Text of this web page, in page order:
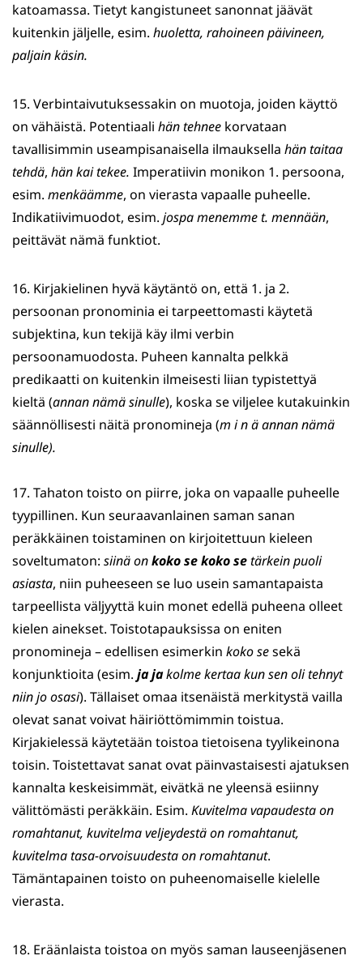
katoamassa. Tietyt kangistuneet sanonnat jäävät
kuitenkin jäljelle, esim. huoletta, rahoineen päivineen,
paljain käsin.
15. Verbintaivutuksessakin on muotoja, joiden käyttö
on vähäistä. Potentiaali hän tehnee korvataan
tavallisimmin useampisanaisella ilmauksella hän taitaa
tehdä, hän kai tekee. Imperatiivin monikon 1. persoona,
esim. menkäämme, on vierasta vapaalle puheelle.
Indikatiivimuodot, esim. jospa menemme t. mennään,
peittävät nämä funktiot.
16. Kirjakielinen hyvä käytäntö on, että 1. ja 2.
persoonan pronominia ei tarpeettomasti käytetä
subjektina, kun tekijä käy ilmi verbin
persoonamuodosta. Puheen kannalta pelkkä
predikaatti on kuitenkin ilmeisesti liian typistettyä
kieltä (annan nämä sinulle), koska se viljelee kutakuinkin
säännöllisesti näitä pronomineja (m i n ä annan nämä
sinulle).
17. Tahaton toisto on piirre, joka on vapaalle puheelle
tyypillinen. Kun seuraavanlainen saman sanan
peräkkäinen toistaminen on kirjoitettuun kieleen
soveltumaton: siinä onkoko se koko setärkein puoli
asiasta, niin puheeseen se luo usein samantapaista
tarpeellista väljyyttä kuin monet edellä puheena olleet
kielen ainekset. Toistotapauksissa on eniten
pronomineja – edellisen esimerkin koko sesekä
konjunktioita (esim. ja jakolme kertaa kun sen oli tehnyt
niin jo osasi). Tällaiset omaa itsenäistä merkitystä vailla
olevat sanat voivat häiriöttömimmin toistua.
Kirjakielessä käytetään toistoa tietoisena tyylikeinona
toisin. Toistettavat sanat ovat päinvastaisesti ajatuksen
kannalta keskeisimmät, eivätkä ne yleensä esiinny
välittömästi peräkkäin. Esim. Kuvitelma vapaudesta on
romahtanut, kuvitelma veljeydestä on romahtanut,
kuvitelma tasa-orvoisuudesta on romahtanut.
Tämäntapainen toisto on puheenomaiselle kielelle
vierasta.
18. Eräänlaista toistoa on myös saman lauseenjäsenen